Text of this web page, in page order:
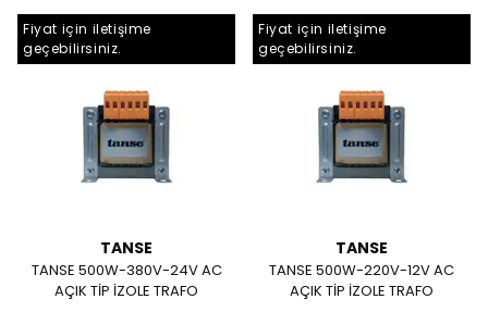
Fiyat için iletişime
geçebilirsiniz.
TANSE
TANSE 500W-380V-24V AC
AÇIK TİP İZOLE TRAFO
Fiyat için iletişime
geçebilirsiniz.
TANSE
TANSE 500W-220V-12V AC
AÇIK TİP İZOLE TRAFO